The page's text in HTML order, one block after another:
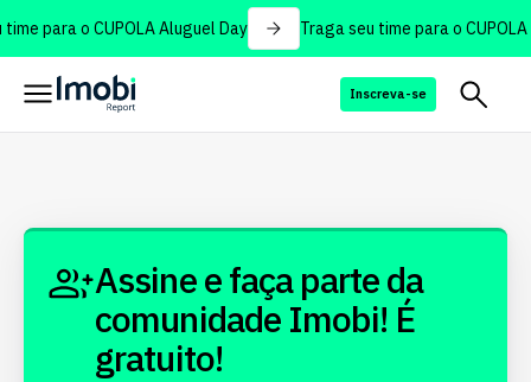
para o CUPOLA Aluguel Day Traga seu time para o CUPOLA
Inscreva-se
Assine e faça parte da
comunidade Imobi! É
gratuito!